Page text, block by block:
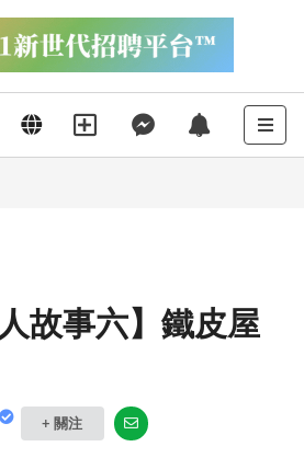
故事六】鐵皮屋
+ 關注